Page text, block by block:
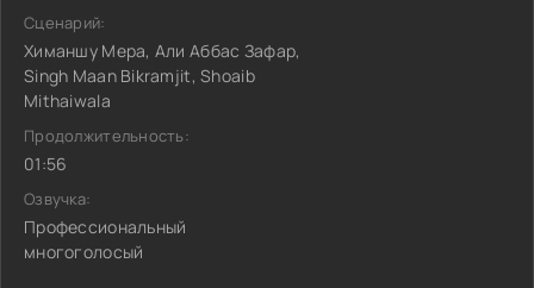
Сценарий:
Химаншу Мера, Али Аббас Зафар,
Singh Maan Bikramjit, Shoaib
Mithaiwala
Продолжительность:
01:56
Озвучка:
Профессиональный
многоголосый